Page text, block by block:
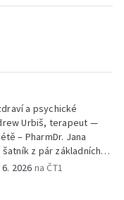
a psychické
Urbiš, terapeut —
– PharmDr. Jana
z pár základních
stylista —
hudebník — Vaření:
6. 2026 na ČT1